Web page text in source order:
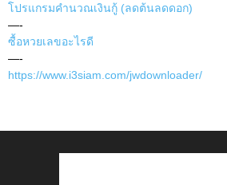
โปรแกรมคำนวณเงินกู้ (ลดต้นลดดอก)
—-
ซื้อหวยเลขอะไรดี
—-
https://www.i3siam.com/jwdownloader/